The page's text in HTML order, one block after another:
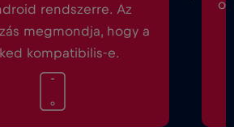
rendszerre. Az
megmondja, hogy a
kompatibilis-e.